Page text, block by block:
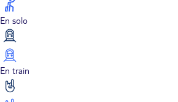
En solo
En train